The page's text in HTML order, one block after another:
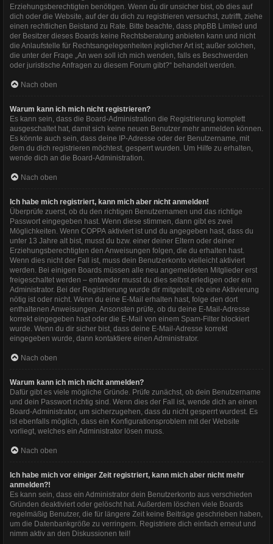
Erziehungsberechtigten benötigen. Wenn du dir unsicher bist, ob dies auf
dich oder die Website, auf der du dich zu registrieren versuchst, zutrifft, ziehe
einen rechtlichen Beistand zu Rate. Bitte beachte, dass phpBB Limited und
der Besitzer dieses Boards keine Rechtsberatung anbieten kann und nicht
die Anlaufstelle für Rechtsangelegenheiten jeglicher Art ist; außer solchen,
die unter der Frage „An wen soll ich mich wenden, falls es Beschwerden
oder juristische Anfragen zu diesem Forum gibt?“ behandelt werden.
Nach oben
Warum kann ich mich nicht registrieren?
Es kann sein, dass die Board-Administration die Registrierung komplett
ausgeschaltet hat, damit sich keine neuen Benutzer mehr anmelden können.
Es könnte auch sein, dass deine IP-Adresse oder der Benutzername, mit
dem du dich registrieren möchtest, gesperrt wurden. Um Hilfe zu erhalten,
wende dich an die Board-Administration.
Nach oben
Ich habe mich registriert, kann mich aber nicht anmelden!
Überprüfe zuerst, ob du den richtigen Benutzernamen und das richtige
Passwort eingegeben hast. Wenn diese stimmen, dann gibt es zwei
Möglichkeiten. Wenn COPPA aktiviert ist und du angegeben hast, dass du
unter 13 Jahre alt bist, musst du bzw. einer deiner Eltern oder deiner
Erziehungsberechtigten den Anweisungen folgen, die du erhalten hast.
Wenn dies nicht der Fall ist, muss dein Benutzerkonto vielleicht aktiviert
werden. Bei einigen Boards müssen alle neu angemeldeten Mitglieder erst
freigeschaltet werden – entweder musst du dies selbst erledigen oder ein
Administrator. Bei der Registrierung wurde dir mitgeteilt, ob eine Aktivierung
nötig ist oder nicht. Wenn du eine E-Mail erhalten hast, folge den dort
enthaltenen Anweisungen. Ansonsten prüfe, ob du deine E-Mail-Adresse
korrekt eingegeben hast oder die E-Mail von einem Spam-Filter blockiert
wurde. Wenn du dir sicher bist, dass deine E-Mail-Adresse korrekt
eingegeben wurde, dann kontaktiere einen Administrator.
Nach oben
Warum kann ich mich nicht anmelden?
Dafür gibt es viele mögliche Gründe. Prüfe zunächst, ob dein Benutzername
und dein Passwort richtig sind. Wenn dies der Fall ist, wende dich an einen
Board-Administrator, um sicherzugehen, dass du nicht gesperrt wurdest. Es
ist ebenfalls möglich, dass ein Konfigurationsproblem mit der Website
vorliegt, welches ein Administrator lösen muss.
Nach oben
Ich habe mich vor einiger Zeit registriert, kann mich aber nicht mehr
anmelden?!
Es kann sein, dass ein Administrator dein Benutzerkonto aus verschieden
Gründen deaktiviert oder gelöscht hat. Außerdem löschen viele Boards
regelmäßig Benutzer, die für längere Zeit keine Beiträge geschrieben haben,
um die Datenbankgröße zu verringern. Registriere dich einfach erneut und
nimm aktiv an den Diskussionen teil!